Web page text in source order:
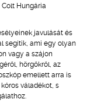
Hungária
javulását és
segítik, ami egy olyan
vagy a szájon
hörgőkről, az
emellett arra is
váladékot, s